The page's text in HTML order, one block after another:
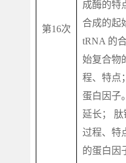
第16次
成酶的特
合成的起
tRNA 的
始复合物
程、特点
蛋白因子
延长；
过程、特
的蛋白因